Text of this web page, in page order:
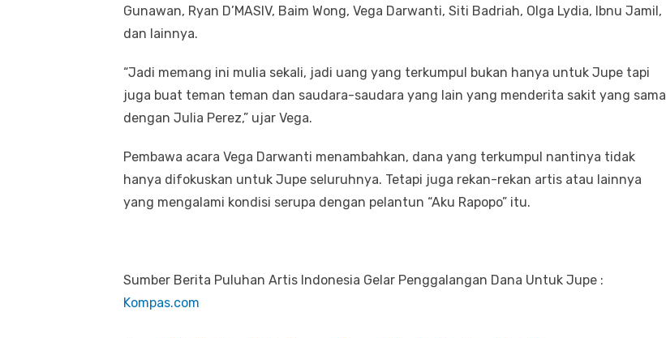
Gunawan, Ryan D’MASIV, Baim Wong, Vega Darwanti, Siti Badriah, Olga Lydia, Ibnu Jamil,
dan lainnya.
“Jadi memang ini mulia sekali, jadi uang yang terkumpul bukan hanya untuk Jupe tapi
juga buat teman teman dan saudara-saudara yang lain yang menderita sakit yang sama
dengan Julia Perez,” ujar Vega.
Pembawa acara Vega Darwanti menambahkan, dana yang terkumpul nantinya tidak
hanya difokuskan untuk Jupe seluruhnya. Tetapi juga rekan-rekan artis atau lainnya
yang mengalami kondisi serupa dengan pelantun “Aku Rapopo” itu.
Sumber Berita Puluhan Artis Indonesia Gelar Penggalangan Dana Untuk Jupe :
Kompas.com